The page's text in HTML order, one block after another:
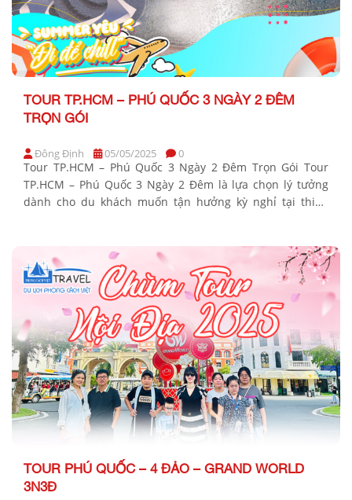
TOUR TP.HCM – PHÚ QUỐC 3 NGÀY 2 ĐÊM
TRỌN GÓI
Đông Định 05/05/2025 0
Tour TP.HCM – Phú Quốc 3 Ngày 2 Đêm Trọn Gói Tour
TP.HCM – Phú Quốc 3 Ngày 2 Đêm là lựa chọn lý tưởng
dành cho du khách muốn tận hưởng kỳ nghỉ tại thiên
TOUR PHÚ QUỐC – 4 ĐẢO – GRAND WORLD
3N3Đ